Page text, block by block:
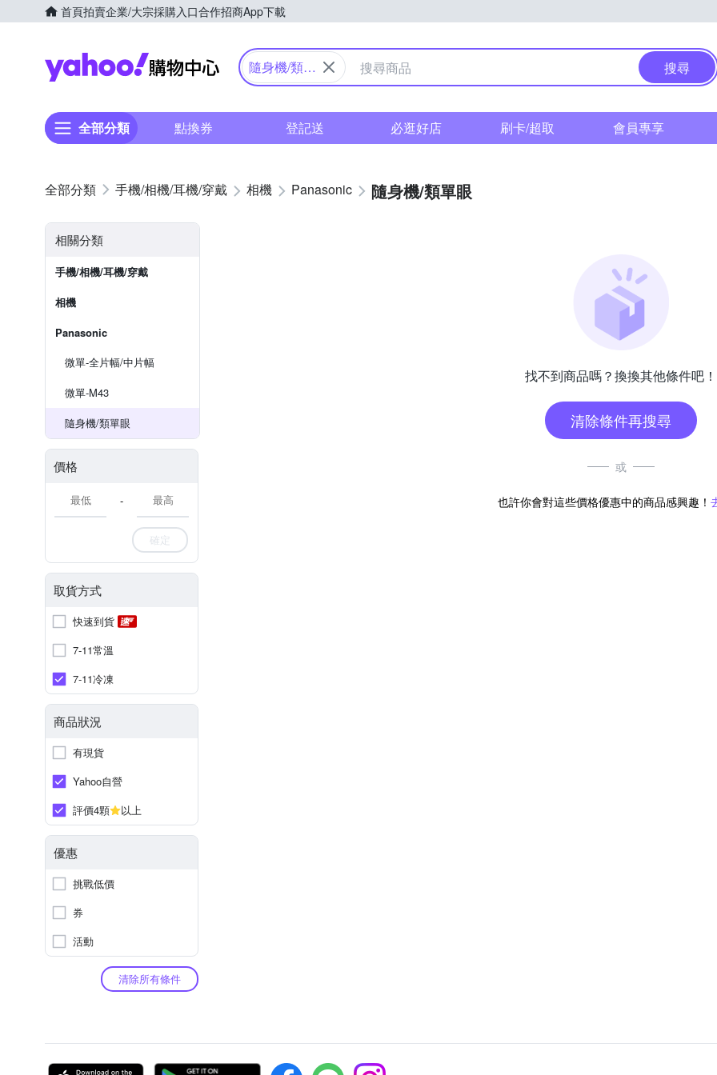
首頁拍賣企業/大宗採購入口合作招商App下載
Yahoo購物中心
隨身機/類單
搜尋
全部分類 點換券 登記送 必逛好店 刷卡/超取 會員專享
手機/相機/耳機/穿戴 相機 Panasonic 隨身機/類單眼
相關分類
手機/相機/耳機/穿戴
相機
Panasonic
微單-全片幅/中片幅
微單-M43
隨身機/類單眼
價格
-
確定
取貨方式
快速到貨
7-11常溫
7-11冷凍
商品狀況
有現貨
Yahoo自營
評價4顆
以上
優惠
挑戰低價
券
活動
清除所有條件
找不到商品嗎？換換其他條件吧！
清除條件再搜尋
或
也許你會對這些價格優惠中的商品感興趣！